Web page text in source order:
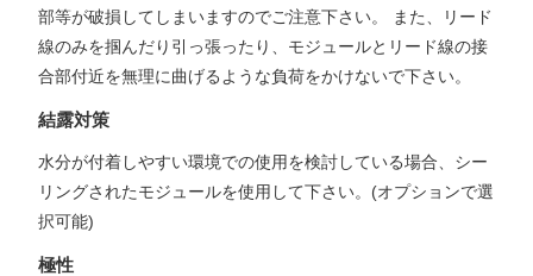
部等が破損してしまいますのでご注意下さい。 また、リード
線のみを掴んだり引っ張ったり、モジュールとリード線の接
合部付近を無理に曲げるような負荷をかけないで下さい。
結露対策
水分が付着しやすい環境での使用を検討している場合、シー
リングされたモジュールを使用して下さい。(オプションで選
択可能)
極性